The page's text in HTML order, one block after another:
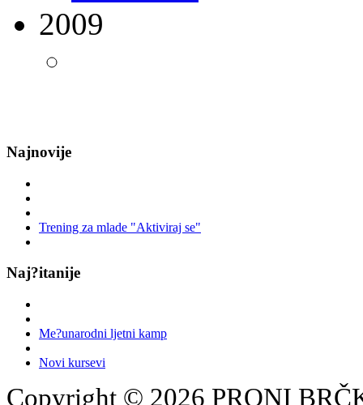
2009
Najnovije
Trening za mlade "Aktiviraj se"
Naj?itanije
Me?unarodni ljetni kamp
Novi kursevi
Copyright © 2026 PRONI